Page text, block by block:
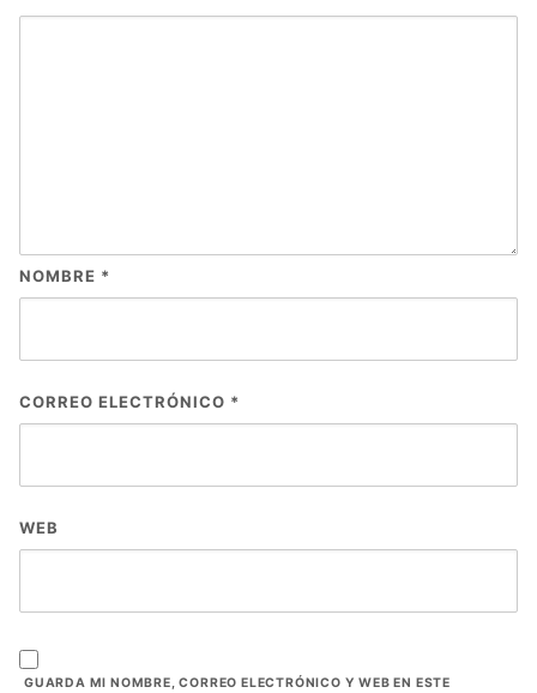
NOMBRE *
CORREO ELECTRÓNICO *
WEB
GUARDA MI NOMBRE, CORREO ELECTRÓNICO Y WEB EN ESTE